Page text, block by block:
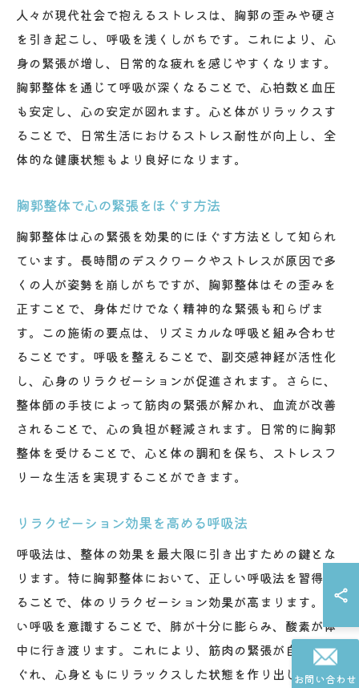
人々が現代社会で抱えるストレスは、胸郭の歪みや硬さ
を引き起こし、呼吸を浅くしがちです。これにより、心
身の緊張が増し、日常的な疲れを感じやすくなります。
胸郭整体を通じて呼吸が深くなることで、心拍数と血圧
も安定し、心の安定が図れます。心と体がリラックスす
ることで、日常生活におけるストレス耐性が向上し、全
体的な健康状態もより良好になります。
胸郭整体で心の緊張をほぐす方法
胸郭整体は心の緊張を効果的にほぐす方法として知られ
ています。長時間のデスクワークやストレスが原因で多
くの人が姿勢を崩しがちですが、胸郭整体はその歪みを
正すことで、身体だけでなく精神的な緊張も和らげま
す。この施術の要点は、リズミカルな呼吸と組み合わせ
ることです。呼吸を整えることで、副交感神経が活性化
し、心身のリラクゼーションが促進されます。さらに、
整体師の手技によって筋肉の緊張が解かれ、血流が改善
されることで、心の負担が軽減されます。日常的に胸郭
整体を受けることで、心と体の調和を保ち、ストレスフ
リーな生活を実現することができます。
リラクゼーション効果を高める呼吸法
呼吸法は、整体の効果を最大限に引き出すための鍵とな
ります。特に胸郭整体において、正しい呼吸法を習得す
ることで、体のリラクゼーション効果が高まります。深
い呼吸を意識することで、肺が十分に膨らみ、酸素が体
中に行き渡ります。これにより、筋肉の緊張が自然とほ
ぐれ、心身ともにリラックスした状態を作り出します。
お問い合わせ